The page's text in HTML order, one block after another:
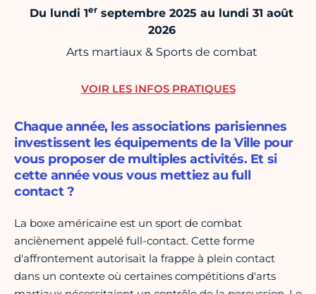
Du lundi 1er septembre 2025 au lundi 31 août
2026
Arts martiaux & Sports de combat
Chaque année, les associations parisiennes
investissent les équipements de la Ville pour
vous proposer de multiples activités. Et si
cette année vous vous mettiez au full
contact ?
La boxe américaine est un sport de combat
anciènement appelé full-contact. Cette forme
d'affrontement autorisait la frappe à plein contact
dans un contexte où certaines compétitions d'arts
VOIR LES INFOS PRATIQUES